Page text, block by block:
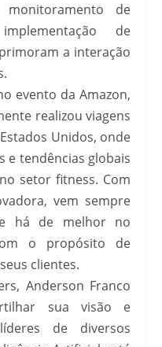
monitoramento de
de
a interação
evento da Amazon,
realizou viagens
Unidos, onde
e tendências globais
setor fitness. Com
vem sempre
há de melhor no
o propósito de
clientes.
Anderson Franco
sua visão e
de diversos